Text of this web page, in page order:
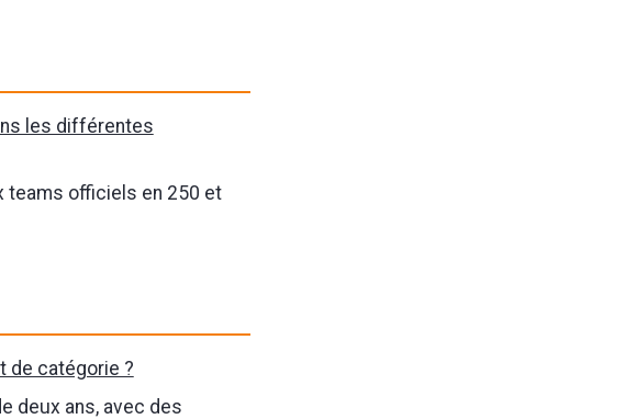
les différentes
teams officiels en 250 et
de catégorie ?
deux ans, avec des